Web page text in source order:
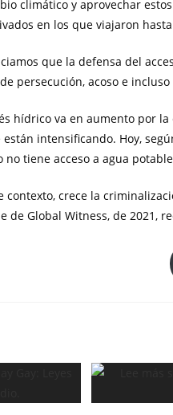
climático y aprovechar
en los que viajaron
que la defensa del
persecución, acoso e
hídrico va en aumento por
están intensificando. Hoy,
no tiene acceso a agua
contexto, crece la
de Global Witness, de 2021,